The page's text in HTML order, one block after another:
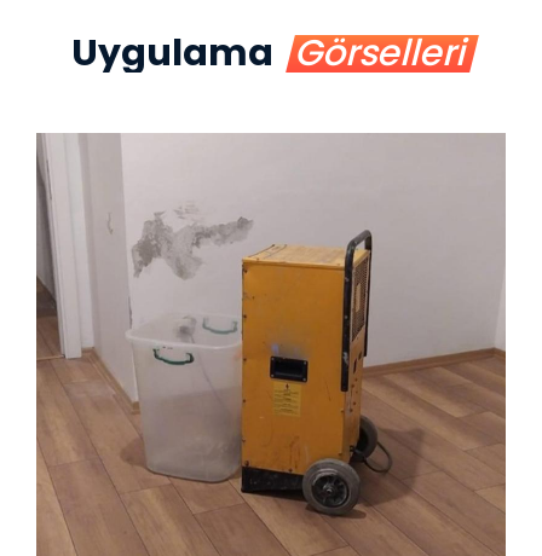
Uygulama Görselleri